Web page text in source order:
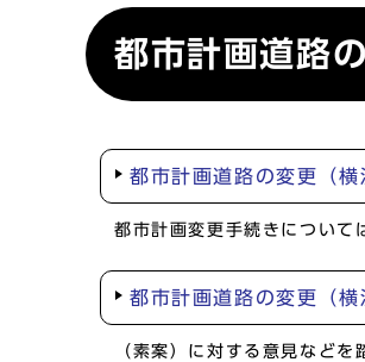
都市計画道路
都市計画道路の変更（
都市計画変更手続きについて
都市計画道路の変更（
（素案）に対する意見など